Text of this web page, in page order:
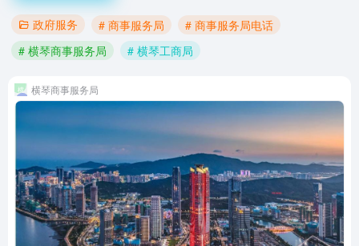
政府服务 # 商事服务局
# 商事服务局电话
# 横琴商事服务局
# 横琴工商局
横琴商事服务局